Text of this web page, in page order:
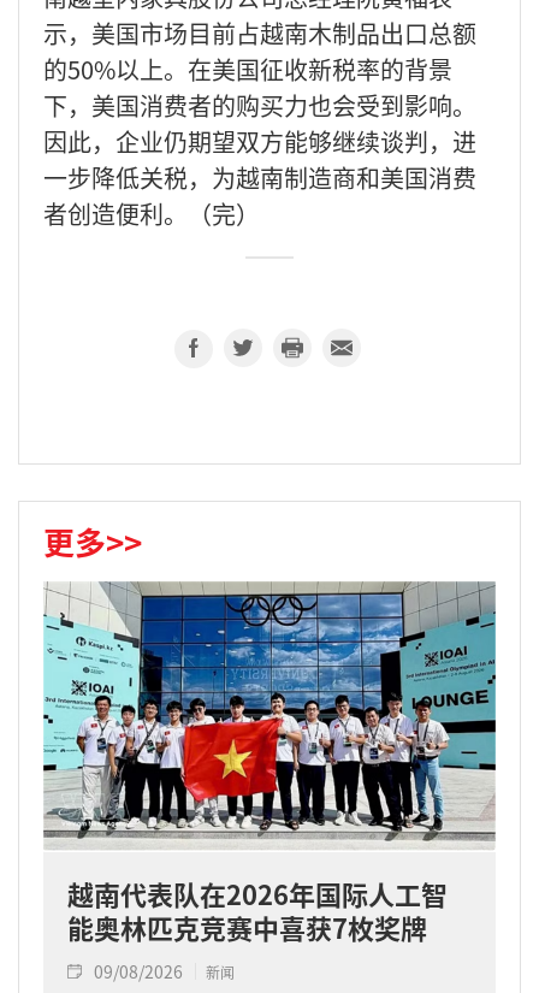
示，美国市场目前占越南木制品出口总额
的50%以上。在美国征收新税率的背景
下，美国消费者的购买力也会受到影响。
因此，企业仍期望双方能够继续谈判，进
一步降低关税，为越南制造商和美国消费
者创造便利。（完）
更多>>
越南代表队在2026年国际人工智
能奥林匹克竞赛中喜获7枚奖牌
09/08/2026 新闻